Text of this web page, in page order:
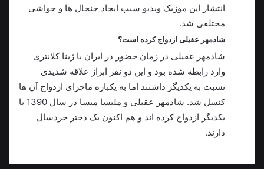
انتشار این موزیک ویدیو سبب ایجاد جنجال ها و حواشی
مختلفی شد.
شادمهر عقیلی ازدواج کرده است؟
شادمهر عقیلی در زمان حضور در ایران با ژینا کلانتری
وارد رابطه شده بود و این دو نفر ابراز علاقه شدیدی
نسبت به یکدیگر داشتند اما به یکباره ماجرای ازدواج آن ها
کنسل شد. شادمهر عقیلی و ملیسا میسا در سال 1390 با
یکدیگر ازدواج کرده اند و هم اکنون یک دختر خردسال
دارند.